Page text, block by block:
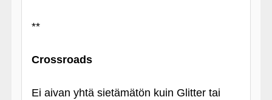
**
Crossroads
Ei aivan yhtä sietämätön kuin Glitter tai